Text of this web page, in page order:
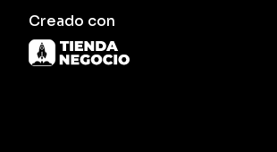
Creado con